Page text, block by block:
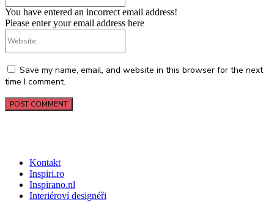
You have entered an incorrect email address!
Please enter your email address here
Save my name, email, and website in this browser for the next
time I comment.
Kontakt
Inspiri.ro
Inspirano.nl
Interiéroví designéři